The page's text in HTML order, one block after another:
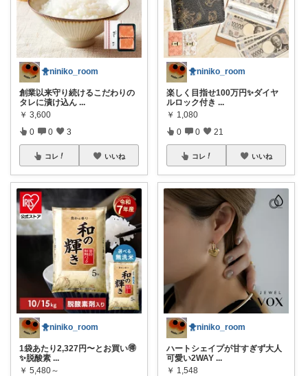
🐥niniko_room
創業以来守り続けるこだわりの
タレに漬け込ん ...
￥ 3,600
0 0 3
コレ いいね
🐥niniko_room
1袋あたり2,327円〜とお買い🉐
✨脱酸素 ...
￥ 5,480～
🐥niniko_room
楽しく目指せ100万円✨ダイヤ
ルロック付き ...
￥ 1,080
0 0 21
コレ いいね
🐥niniko_room
ハートシェイプが甘すぎず大人
可愛い2WAY ...
￥ 1,548